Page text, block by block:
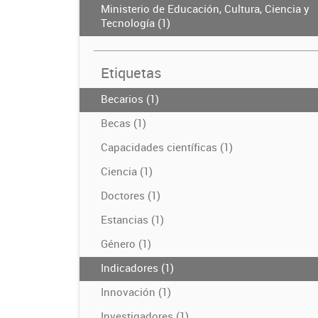
Ministerio de Educación, Cultura, Ciencia y
Tecnología (1)
Etiquetas
Becarios (1)
Becas (1)
Capacidades científicas (1)
Ciencia (1)
Doctores (1)
Estancias (1)
Género (1)
Indicadores (1)
Innovación (1)